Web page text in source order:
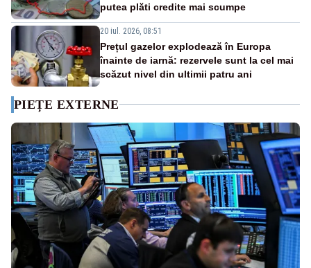
putea plăti credite mai scumpe
20 iul. 2026, 08:51
Prețul gazelor explodează în Europa
înainte de iarnă: rezervele sunt la cel mai
scăzut nivel din ultimii patru ani
PIEȚE EXTERNE